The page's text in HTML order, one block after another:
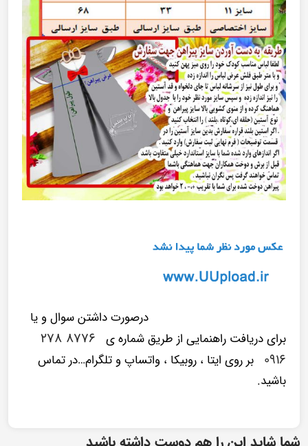
درصورت داشتن سوال و یا
برای دریافت راهنمایی از طریق شماره ی
۸۷۷۶ ۲۷۸
۰۹۱۶ بر روی ایتا ، روبیکا ، واتساپ و تلگرام…در تماس
باشید.